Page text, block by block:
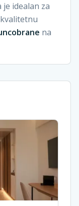
idealan za
na